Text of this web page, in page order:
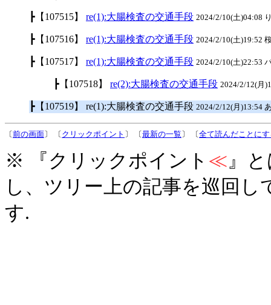
┣【107515】 re(1):大腸検査の交通手段 2024/2/10(土)04:08
┣【107516】 re(1):大腸検査の交通手段 2024/2/10(土)19:52
┣【107517】 re(1):大腸検査の交通手段 2024/2/10(土)22:53
┣【107518】 re(2):大腸検査の交通手段 2024/2/12(月
┣【107519】 re(1):大腸検査の交通手段 2024/2/12(月)13:54
〔前の画面〕 〔 クリックポイント 〕 〔最新の一覧 〕 〔全て読んだことに
※ 『クリックポイント ≪』
し、ツリー上の記事を巡回
す.